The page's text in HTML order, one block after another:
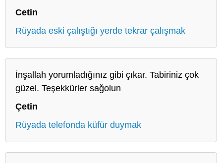
Cetin
Rüyada eski çalıştığı yerde tekrar çalışmak
İnşallah yorumladığınız gibi çıkar. Tabiriniz çok
güzel. Teşekkürler sağolun
Çetin
Rüyada telefonda küfür duymak